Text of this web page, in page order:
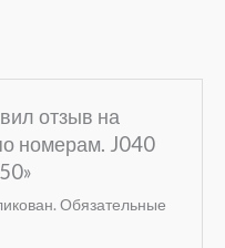
отзыв на
номерам. J040
Обязательные